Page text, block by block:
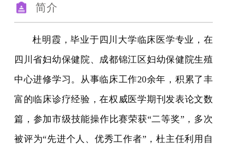
简介
杜明霞，毕业于四川大学临床医学专业，在
四川省妇幼保健院、成都锦江区妇幼保健院生殖
中心进修学习。从事临床工作20余年，积累了丰
富的临床诊疗经验，在权威医学期刊发表论文数
篇，参加市级技能操作比赛荣获“二等奖”，多次
被评为“先进个人、优秀工作者”，杜主任利用自